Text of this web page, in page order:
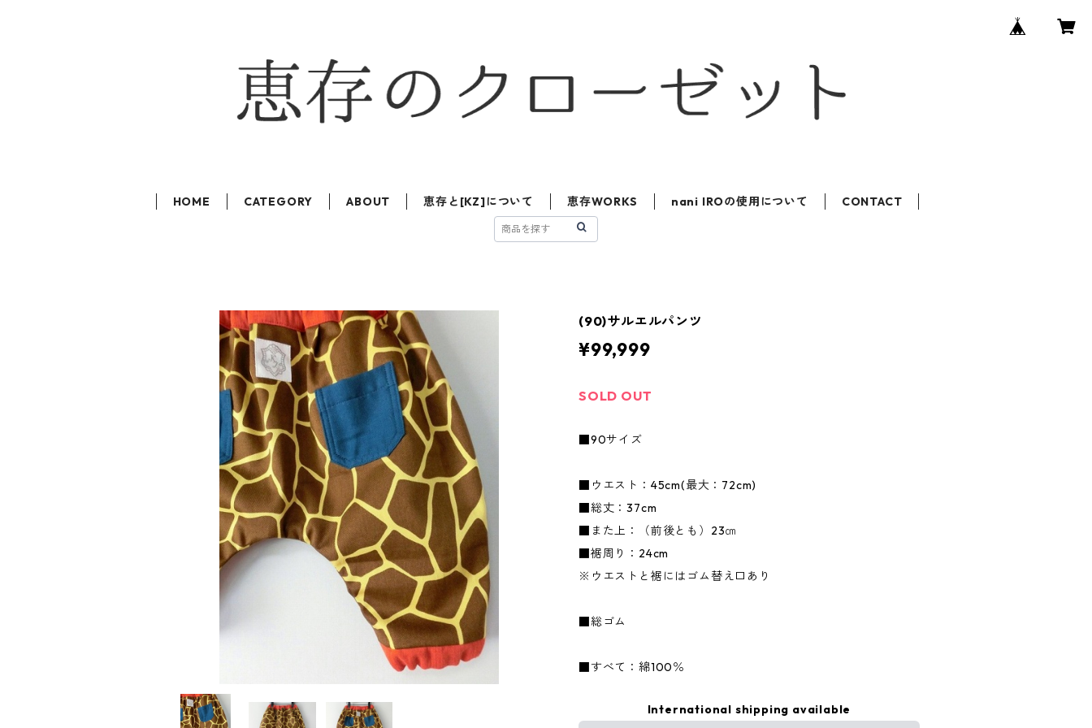
HOME CATEGORY ABOUT 恵存と[KZ]について 恵存WORKS nani IROの使用について CONTACT
(90)サルエルパンツ
¥99,999
SOLD OUT
■90サイズ
■ウエスト：45cm(最大：72cm)
■総丈：37cm
■また上：（前後とも）23㎝
■裾周り：24cm
※ウエストと裾にはゴム替え口あり
■総ゴム
■すべて：綿100％
International shipping available